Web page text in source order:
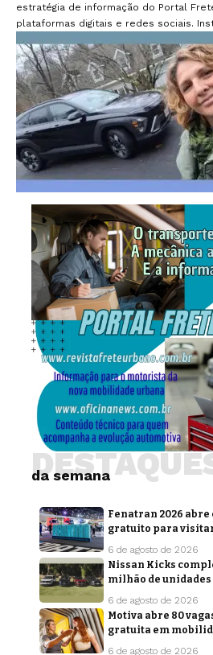
estratégia de informação do Portal
plataformas digitais e redes sociais.
da semana
Fenatran 2026
gratuito para
6 de agosto de 2026
Nissan Kicks
milhão de unidades
6 de agosto de 2026
Motiva abre 80
gratuita em
6 de agosto de 2026